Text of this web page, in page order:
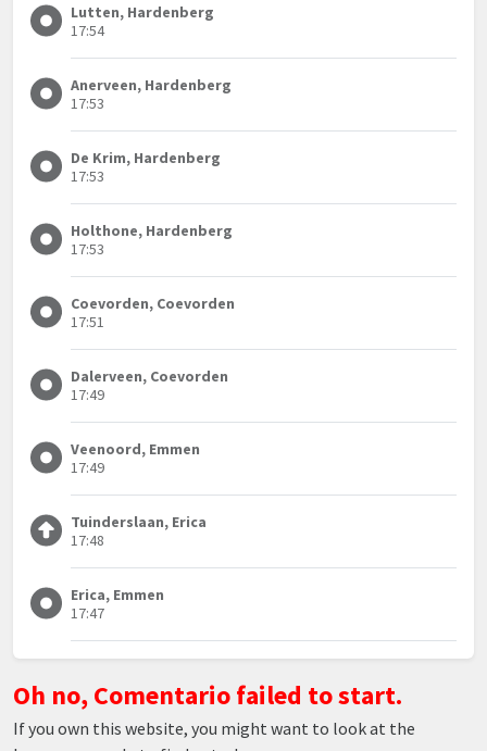
Lutten, Hardenberg
17:54
Anerveen, Hardenberg
17:53
De Krim, Hardenberg
17:53
Holthone, Hardenberg
17:53
Coevorden, Coevorden
17:51
Dalerveen, Coevorden
17:49
Veenoord, Emmen
17:49
Tuinderslaan, Erica
17:48
Erica, Emmen
17:47
Oh no, Comentario failed to start.
If you own this website, you might want to look at the